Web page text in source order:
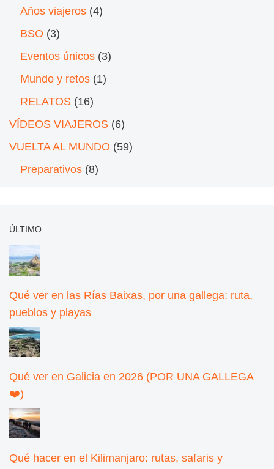
Años viajeros (4)
BSO (3)
Eventos únicos (3)
Mundo y retos (1)
RELATOS (16)
VÍDEOS VIAJEROS (6)
VUELTA AL MUNDO (59)
Preparativos (8)
ÚLTIMO
Qué ver en las Rías Baixas, por una gallega: ruta,
pueblos y playas
Qué ver en Galicia en 2026 (POR UNA GALLEGA
❤️)
Qué hacer en el Kilimanjaro: rutas, safaris y